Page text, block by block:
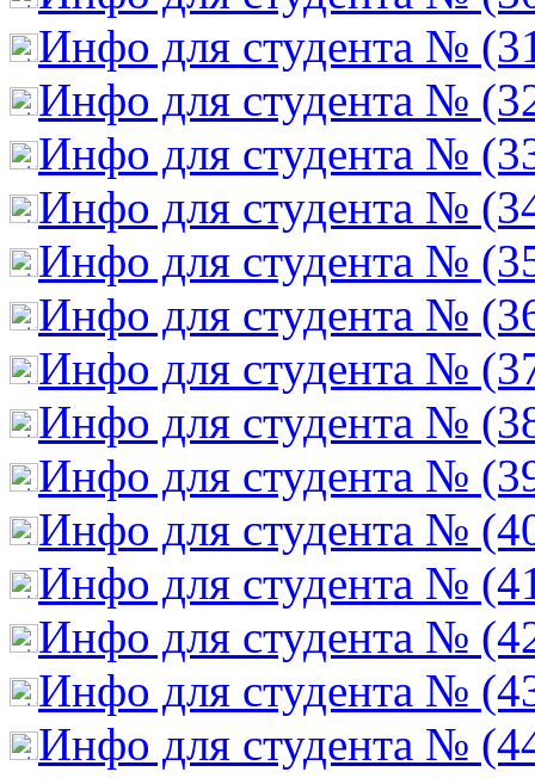
Инфо для студента №
Инфо для студента №
Инфо для студента №
Инфо для студента №
Инфо для студента №
Инфо для студента №
Инфо для студента №
Инфо для студента №
Инфо для студента №
Инфо для студента №
Инфо для студента №
Инфо для студента №
Инфо для студента №
Инфо для студента №